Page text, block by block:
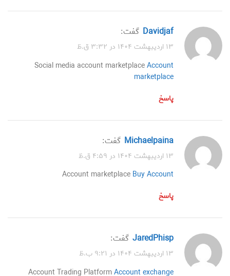
Davidjaf گفت:
۱۳ اردیبهشت ۱۴۰۴ در ۳:۳۲ ق.ظ
Social media account marketplaceAccount
marketplace
پاسخ
Michaelpaina گفت:
۱۳ اردیبهشت ۱۴۰۴ در ۴:۵۹ ق.ظ
Account marketplace Buy Account
پاسخ
JaredPhisp گفت:
۱۳ اردیبهشت ۱۴۰۴ در ۹:۲۱ ب.ظ
Account Trading PlatformAccount exchange